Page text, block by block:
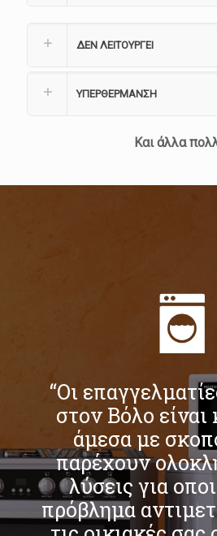
ΔΕΝ ΛΕΙΤΟΥΡΓΕΙ
ΥΠΕΡΘΕΡΜΑΝΣΗ
Και άλλα
“Οι
στον Βόλο είναι
άμεσα με
παρέχουν
λύσεις για
πρόβλημα